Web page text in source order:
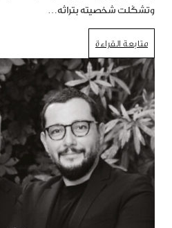
وتشكّلت شخصيته بتراثه…
متابعة القراءة